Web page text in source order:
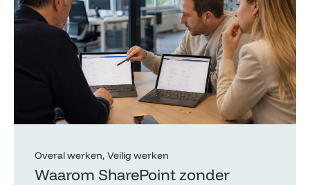
Overal werken Veilig werken
Waarom SharePoint zonder